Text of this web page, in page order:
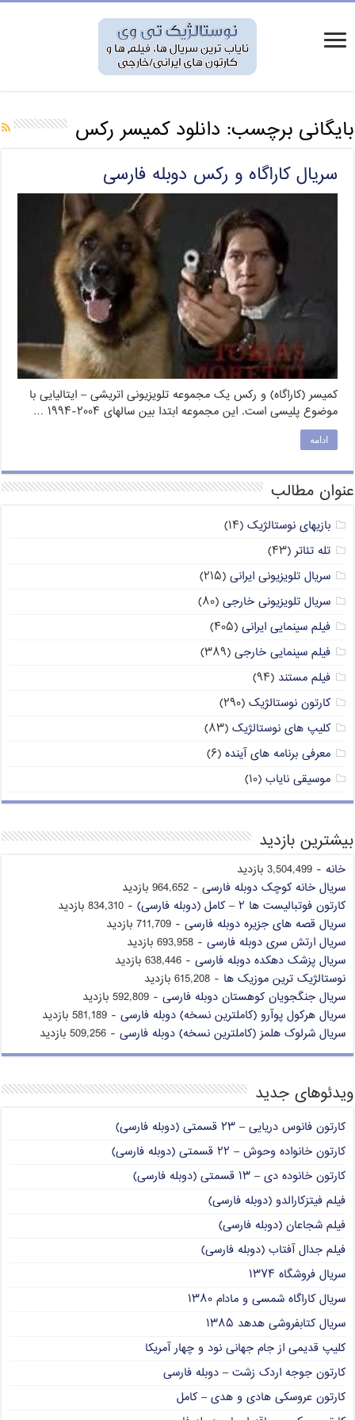
بایگانی برچسب: دانلود کمیسر رکس
سریال کاراگاه و رکس دوبله فارسی
کمیسر (کاراگاه) و رکس یک مجموعه تلویزیونی اتریشی – ایتالیایی با
موضوع پلیسی است. این مجموعه ابتدا بین سالهای ۲۰۰۴-۱۹۹۴ …
ادامه
عنوان مطالب
بازیهای نوستالژیک (۱۴)
تله تئاتر(۴۳)
سریال تلویزیونی ایرانی (۲۱۵)
سریال تلویزیونی خارجی (۸۰)
فیلم سینمایی ایرانی (۴۰۵)
فیلم سینمایی خارجی (۳۸۹)
فیلم مستند (۹۴)
کارتون نوستالژیک (۲۹۰)
کلیپ های نوستالژیک (۸۳)
معرفی برنامه های آینده (۶)
موسیقی نایاب (۱۰)
بیشترین بازدید
خانه - 3,504,499 بازدید
سریال خانه کوچک دوبله فارسی - 964,652 بازدید
کارتون فوتبالیست ها ۲ – کامل (دوبله فارسی)
- 834,310 بازدید
سریال قصه های جزیره دوبله فارسی - 711,709 بازدید
سریال ارتش سری دوبله فارسی - 693,958 بازدید
سریال پزشک دهکده دوبله فارسی - 638,446 بازدید
نوستالژیک ترین موزیک ها - 615,208 بازدید
سریال جنگجویان کوهستان دوبله فارسی - 592,809 بازدید
سریال هرکول پوآرو (کاملترین نسخه) دوبله فارسی - 581,189 بازدید
سریال شرلوک هلمز (کاملترین نسخه) دوبله فارسی - 509,256 بازدید
ویدئوهای جدید
کارتون فانوس دریایی – ۲۳ قسمتی (دوبله فارسی)
کارتون خانواده وحوش – ۲۲ قسمتی (دوبله فارسی)
کارتون خانوده دی – ۱۳ قسمتی (دوبله فارسی)
فیلم فیتزکارالدو (دوبله فارسی)
فیلم شجاعان (دوبله فارسی)
فیلم جدال آفتاب (دوبله فارسی)
سریال فروشگاه ۱۳۷۴
سریال کاراگاه شمسی و مادام ۱۳۸۰
سریال کتابفروشی هدهد ۱۳۸۵
کلیپ قدیمی از جام جهانی نود و چهار آمریکا
کارتون جوجه اردک زشت – دوبله فارسی
کارتون عروسکی هادی و هدی – کامل